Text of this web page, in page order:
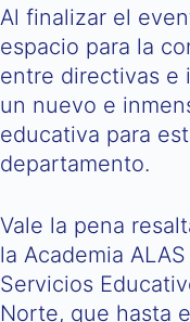
Al finalizar el
espacio para la
entre directivas e
un nuevo e
educativa para
departamento.
Vale la pena
la Academia
Servicios
Norte, que hasta